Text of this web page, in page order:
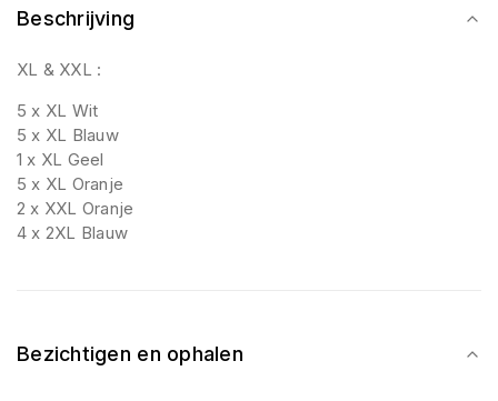
Beschrijving
XL & XXL :
5 x XL Wit
5 x XL Blauw
1 x XL Geel
5 x XL Oranje
2 x XXL Oranje
4 x 2XL Blauw
Bezichtigen en ophalen